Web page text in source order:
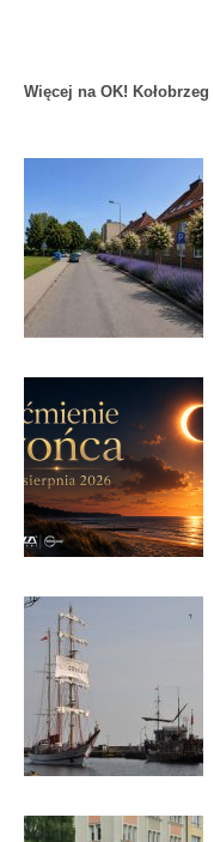
Więcej na OK! Kołobrzeg